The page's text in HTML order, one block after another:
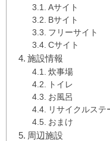
Aサイト
Bサイト
フリーサイト
Cサイト
施設情報
炊事場
トイレ
お風呂
リサイクルステ
おまけ
周辺施設